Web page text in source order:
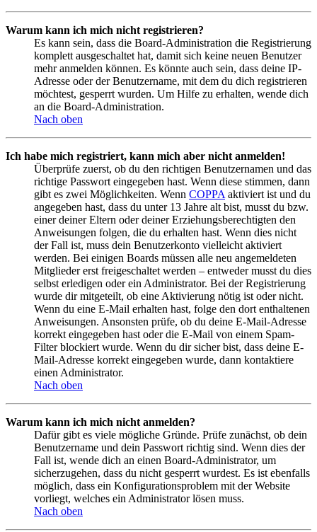
Warum kann ich mich nicht registrieren?
Es kann sein, dass die Board-Administration die Registrierung
komplett ausgeschaltet hat, damit sich keine neuen Benutzer
mehr anmelden können. Es könnte auch sein, dass deine IP-
Adresse oder der Benutzername, mit dem du dich registrieren
möchtest, gesperrt wurden. Um Hilfe zu erhalten, wende dich
an die Board-Administration.
Nach oben
Ich habe mich registriert, kann mich aber nicht anmelden!
Überprüfe zuerst, ob du den richtigen Benutzernamen und das
richtige Passwort eingegeben hast. Wenn diese stimmen, dann
gibt es zwei Möglichkeiten. Wenn COPPA aktiviert ist und du
angegeben hast, dass du unter 13 Jahre alt bist, musst du bzw.
einer deiner Eltern oder deiner Erziehungsberechtigten den
Anweisungen folgen, die du erhalten hast. Wenn dies nicht
der Fall ist, muss dein Benutzerkonto vielleicht aktiviert
werden. Bei einigen Boards müssen alle neu angemeldeten
Mitglieder erst freigeschaltet werden – entweder musst du dies
selbst erledigen oder ein Administrator. Bei der Registrierung
wurde dir mitgeteilt, ob eine Aktivierung nötig ist oder nicht.
Wenn du eine E-Mail erhalten hast, folge den dort enthaltenen
Anweisungen. Ansonsten prüfe, ob du deine E-Mail-Adresse
korrekt eingegeben hast oder die E-Mail von einem Spam-
Filter blockiert wurde. Wenn du dir sicher bist, dass deine E-
Mail-Adresse korrekt eingegeben wurde, dann kontaktiere
einen Administrator.
Nach oben
Warum kann ich mich nicht anmelden?
Dafür gibt es viele mögliche Gründe. Prüfe zunächst, ob dein
Benutzername und dein Passwort richtig sind. Wenn dies der
Fall ist, wende dich an einen Board-Administrator, um
sicherzugehen, dass du nicht gesperrt wurdest. Es ist ebenfalls
möglich, dass ein Konfigurationsproblem mit der Website
vorliegt, welches ein Administrator lösen muss.
Nach oben